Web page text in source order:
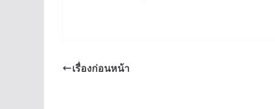
เรื่องก่อนหน้า